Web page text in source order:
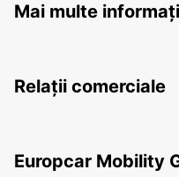
Mai multe
Relații comerciale
Europcar Mobility